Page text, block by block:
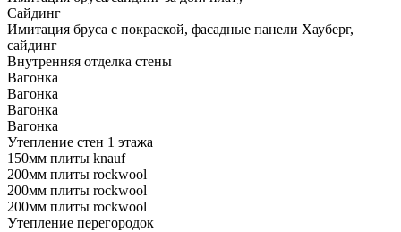
Сайдинг
Имитация бруса с покраской, фасадные панели Хауберг,
сайдинг
Внутренняя отделка стены
Вагонка
Вагонка
Вагонка
Вагонка
Утепление стен 1 этажа
150мм плиты knauf
200мм плиты rockwool
200мм плиты rockwool
200мм плиты rockwool
Утепление перегородок